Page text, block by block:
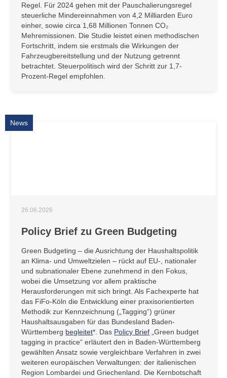
Regel. Für 2024 gehen mit der Pauschalierungsregel
steuerliche Mindereinnahmen von 4,2 Milliarden Euro
einher, sowie circa 1,68 Millionen Tonnen CO₂
Mehremissionen. Die Studie leistet einen methodischen
Fortschritt, indem sie erstmals die Wirkungen der
Fahrzeugbereitstellung und der Nutzung getrennt
betrachtet. Steuerpolitisch wird der Schritt zur 1,7-
Prozent-Regel empfohlen.
News
26.06.2026
Policy Brief zu Green Budgeting
Green Budgeting – die Ausrichtung der Haushaltspolitik
an Klima- und Umweltzielen – rückt auf EU-, nationaler
und subnationaler Ebene zunehmend in den Fokus,
wobei die Umsetzung vor allem praktische
Herausforderungen mit sich bringt. Als Fachexperte hat
das FiFo-Köln die Entwicklung einer praxisorientierten
Methodik zur Kennzeichnung („Tagging“) grüner
Haushaltsausgaben für das Bundesland Baden-
Württemberg begleitet*. Das Policy Brief „Green budget
tagging in practice“ erläutert den in Baden-Württemberg
gewählten Ansatz sowie vergleichbare Verfahren in zwei
weiteren europäischen Verwaltungen: der italienischen
Region Lombardei und Griechenland. Die Kernbotschaft